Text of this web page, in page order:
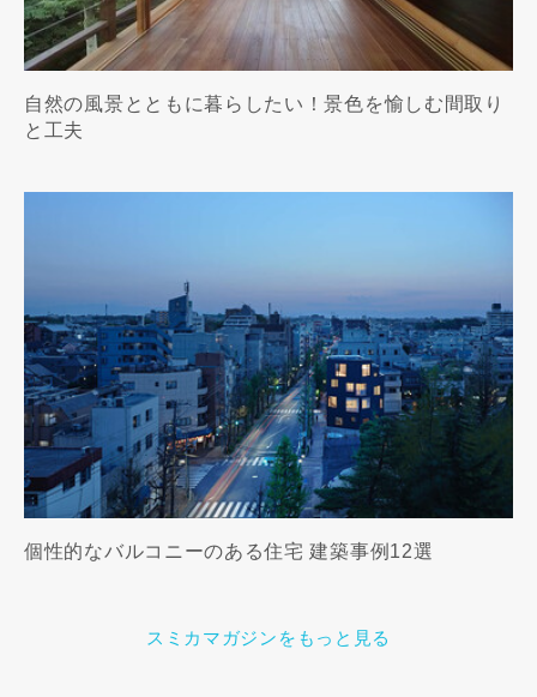
自然の風景とともに暮らしたい！景色を愉しむ間取り
と工夫
個性的なバルコニーのある住宅 建築事例12選
スミカマガジンをもっと見る